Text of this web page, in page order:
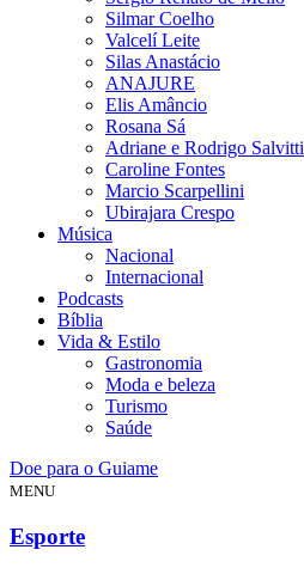
Silmar Coelho
Valcelí Leite
Silas Anastácio
ANAJURE
Elis Amâncio
Rosana Sá
Adriane e Rodrigo Salvitti
Caroline Fontes
Marcio Scarpellini
Ubirajara Crespo
Música
Nacional
Internacional
Podcasts
Bíblia
Vida & Estilo
Gastronomia
Moda e beleza
Turismo
Saúde
Doe para o Guiame
MENU
Esporte